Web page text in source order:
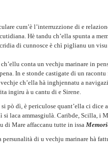
cum’è l’interruzzione di e
Hè tandu ch’ella spunta a
di cunnosce è chì piglianu un
conta un vechju marinare in
In e stonde castigate di un
ch’ella hà inghjennatu a
ingiru à u cantu di e Sirene.
pò dì, è periculose quant’ella ci dice
si laca ammasgiulà. Caribde, Scilla, i
di Mare affaccanu tutte in issa
persunalità di u vechju marinare hà